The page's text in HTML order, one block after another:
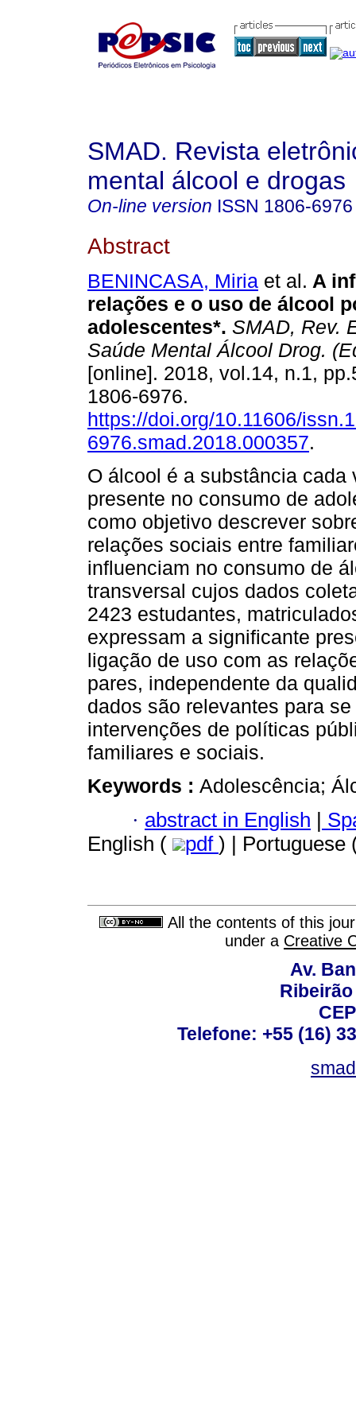
SMAD. Revista
mental álcool e drogas
On-line version ISSN 1806-6976
Abstract
BENINCASA, Miria et al. A
relações e o uso de álcool
adolescentes*. SMAD, Rev.
Saúde Mental Álcool Drog.
[online]. 2018, vol.14, n.1,
1806-6976.
https://doi.org/10.11606/
6976.smad.2018.000357.
O álcool é a substância cada
presente no consumo de
como objetivo descrever
relações sociais entre
influenciam no consumo de
transversal cujos dados
2423 estudantes,
expressam a significante
ligação de uso com as
pares, independente da
dados são relevantes para
intervenções de políticas
familiares e sociais.
Keywords : Adolescência;
· abstract in English |
English (
pdf ) | Portuguese
All the contents of this
under a Creative
Av.
Telefone: +55 (16)